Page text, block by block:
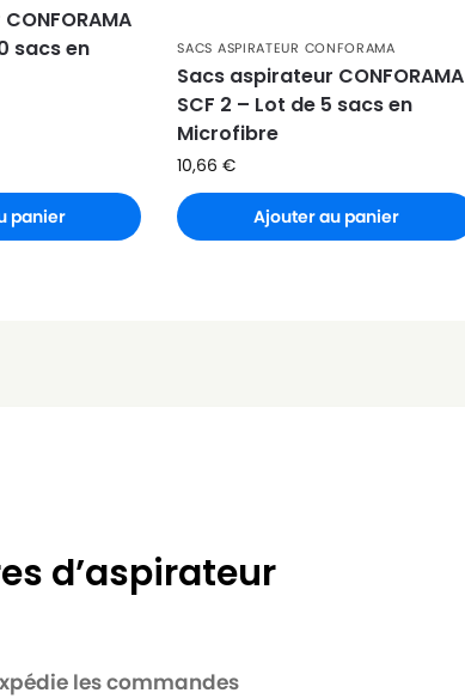
sacs en
panier
SACS ASPIRATEUR CONFORAMA
Sacs aspirateur CONFORAMA
SCF 2 – Lot de 5 sacs en
Microfibre
10,66€
Ajouter au panier
d’aspirateur
les commandes